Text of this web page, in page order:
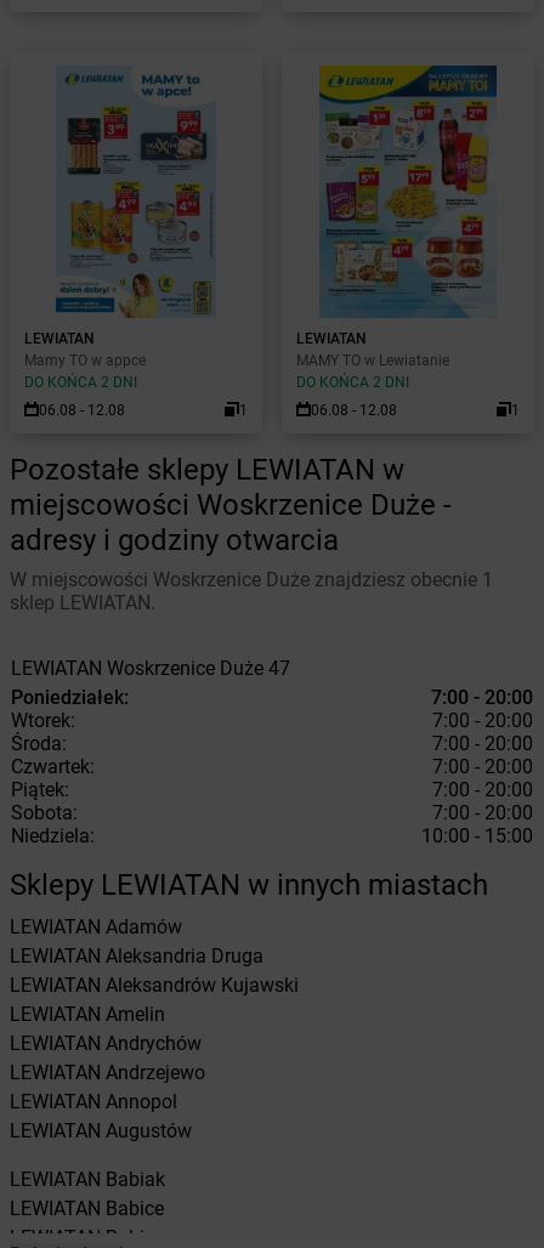
LEWIATAN
Mamy TO w appce
DO KOŃCA 2 DNI
06.08 - 12.08
1
LEWIATAN
MAMY TO w Lewiatanie
DO KOŃCA 2 DNI
06.08 - 12.08
1
Pozostałe sklepy LEWIATAN w
miejscowości Woskrzenice Duże -
adresy i godziny otwarcia
W miejscowości Woskrzenice Duże znajdziesz obecnie 1
sklep LEWIATAN.
LEWIATAN Woskrzenice Duże 47
Poniedziałek:
7:00 - 20:00
Wtorek:
7:00 - 20:00
Środa:
7:00 - 20:00
Czwartek:
7:00 - 20:00
Piątek:
7:00 - 20:00
Sobota:
7:00 - 20:00
Niedziela:
10:00 - 15:00
Sklepy LEWIATAN w innych miastach
LEWIATAN Adamów
LEWIATAN Aleksandria Druga
LEWIATAN Aleksandrów Kujawski
LEWIATAN Amelin
LEWIATAN Andrychów
LEWIATAN Andrzejewo
LEWIATAN Annopol
LEWIATAN Augustów
LEWIATAN Babiak
LEWIATAN Babice
LEWIATAN Babin